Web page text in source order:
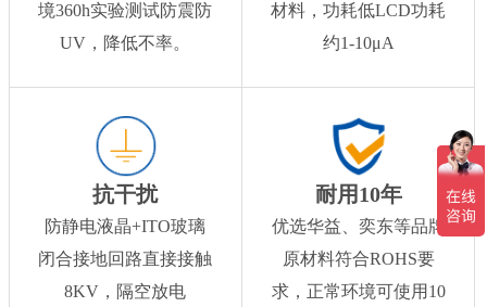
境360h实验测试防震防
UV，降低不率。
材料，功耗低LCD功耗
约1-10μA
抗干扰
防静电液晶+ITO玻璃
闭合接地回路直接接触
8KV，隔空放电
耐用10年
优选华益、奕东等品牌
原材料符合ROHS要
求，正常环境可使用10